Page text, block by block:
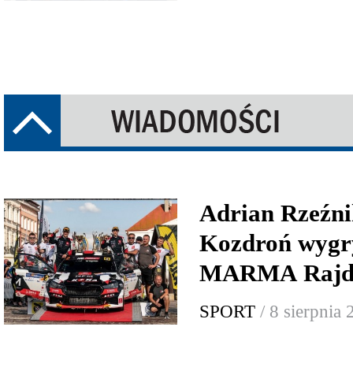
Adrian
Kozdroń
MARMA
SPORT / 8 sierpnia